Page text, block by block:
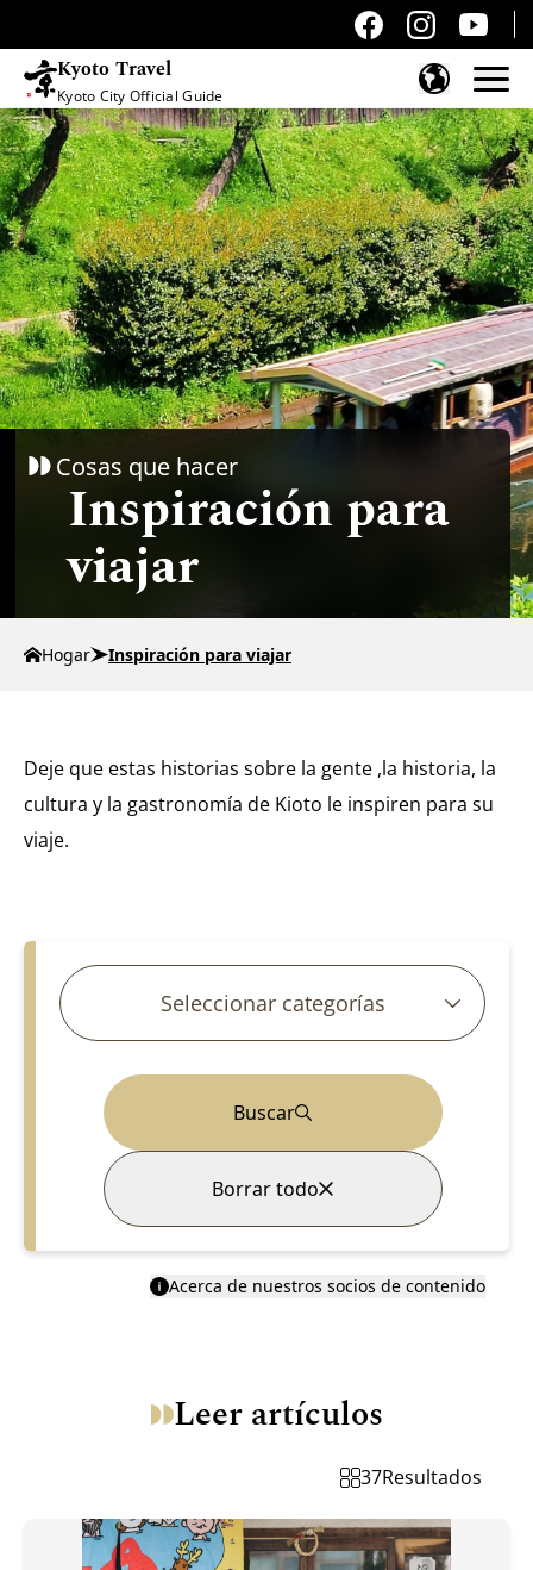
Kyoto Travel
Kyoto City Official Guide
Saltar al contenido
Cosas que hacer
Inspiración para
viajar
Hogar Inspiración para viajar
Deje que estas historias sobre la gente ,la historia, la
cultura y la gastronomía de Kioto le inspiren para su
viaje.
Buscar artículosSeleccionar categorías
Buscar
Borrar todo
Acerca de nuestros socios de contenido
Leer artículos
37Resultados